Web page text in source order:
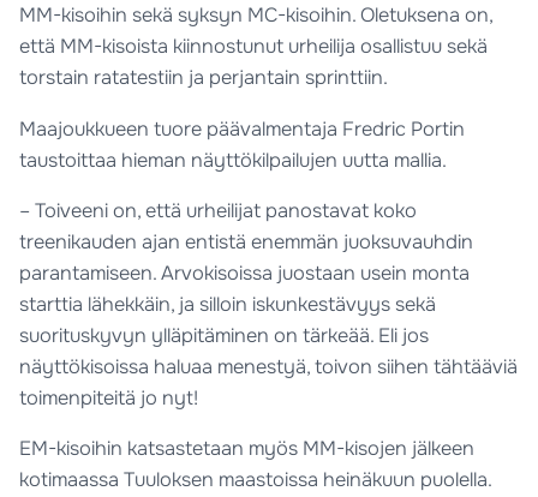
MM-kisoihin sekä syksyn MC-kisoihin. Oletuksena on,
että MM-kisoista kiinnostunut urheilija osallistuu sekä
torstain ratatestiin ja perjantain sprinttiin.
Maajoukkueen tuore päävalmentaja Fredric Portin
taustoittaa hieman näyttökilpailujen uutta mallia.
– Toiveeni on, että urheilijat panostavat koko
treenikauden ajan entistä enemmän juoksuvauhdin
parantamiseen. Arvokisoissa juostaan usein monta
starttia lähekkäin, ja silloin iskunkestävyys sekä
suorituskyvyn ylläpitäminen on tärkeää. Eli jos
näyttökisoissa haluaa menestyä, toivon siihen tähtääviä
toimenpiteitä jo nyt!
EM-kisoihin katsastetaan myös MM-kisojen jälkeen
kotimaassa Tuuloksen maastoissa heinäkuun puolella.